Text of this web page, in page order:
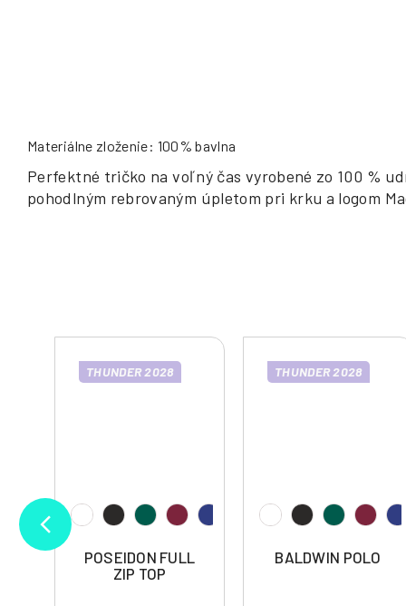
Materiálne zloženie: 100% bavlna
Perfektné tričko na voľný čas vyrobené zo 100 %
pohodlným rebrovaným úpletom pri krku a logom
THUNDER 2028
POSEIDON FULL
ZIP TOP
THUNDER 2028
BALDWIN POLO